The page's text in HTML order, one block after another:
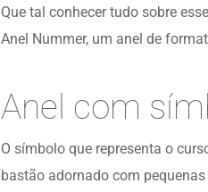
Que tal conhecer tudo sobre
Anel Nummer, um anel de
Anel com
O símbolo que representa o
bastão adornado com